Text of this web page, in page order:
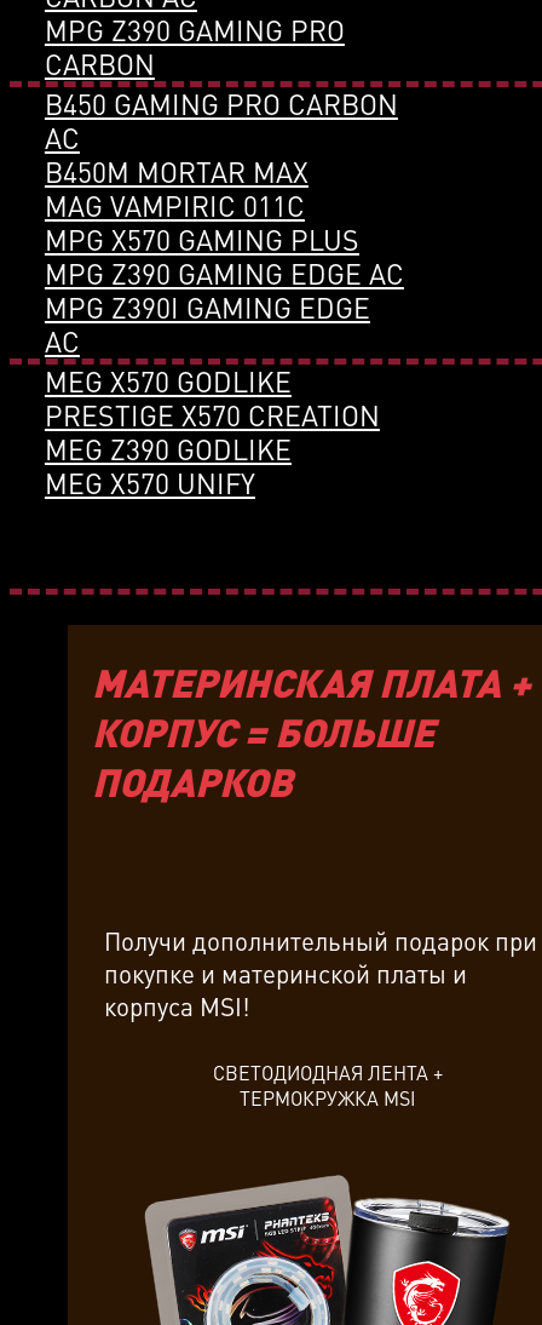
MPG Z390 GAMING PRO
CARBON
B450 GAMING PRO CARBON
AC
B450M MORTAR MAX
MAG VAMPIRIC 011C
MPG X570 GAMING PLUS
MPG Z390 GAMING EDGE AC
MPG Z390I GAMING EDGE
AC
MEG X570 GODLIKE
PRESTIGE X570 CREATION
MEG Z390 GODLIKE
MEG X570 UNIFY
МАТЕРИНСКАЯ ПЛАТА +
КОРПУС = БОЛЬШЕ
ПОДАРКОВ
Получи дополнительный подарок при
покупке и материнской платы и
корпуса MSI!
СВЕТОДИОДНАЯ ЛЕНТА +
ТЕРМОКРУЖКА MSI